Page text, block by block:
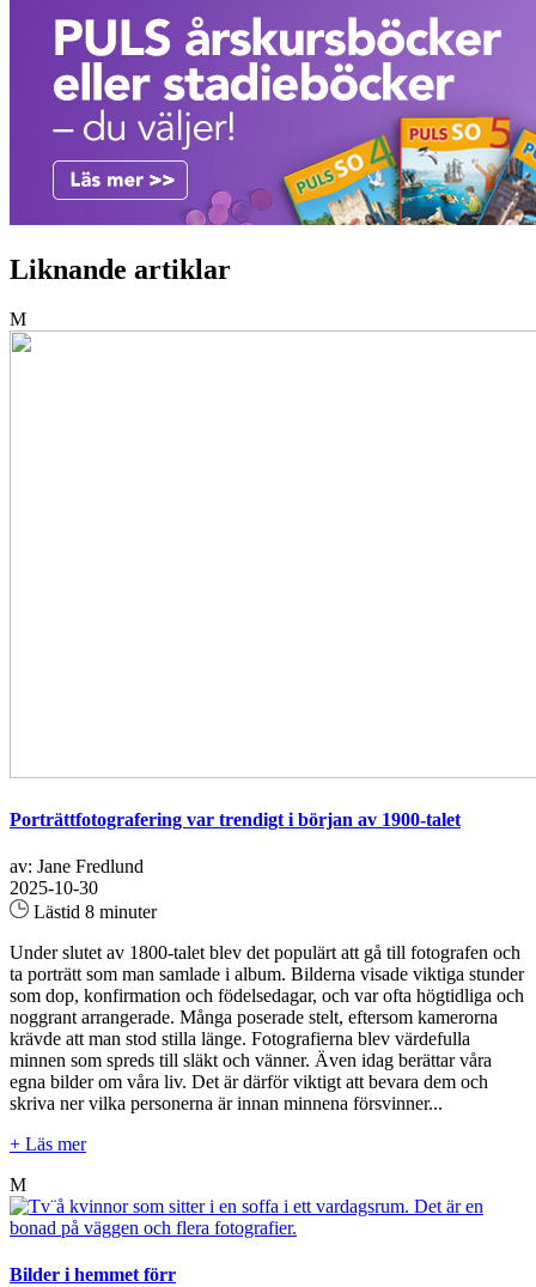
Liknande artiklar
M
Porträttfotografering var trendigt i början av 1900-talet
av: Jane Fredlund
2025-10-30
Lästid 8 minuter
Under slutet av 1800-talet blev det populärt att gå till fotografen och
ta porträtt som man samlade i album. Bilderna visade viktiga stunder
som dop, konfirmation och födelsedagar, och var ofta högtidliga och
noggrant arrangerade. Många poserade stelt, eftersom kamerorna
krävde att man stod stilla länge. Fotografierna blev värdefulla
minnen som spreds till släkt och vänner. Även idag berättar våra
egna bilder om våra liv. Det är därför viktigt att bevara dem och
skriva ner vilka personerna är innan minnena försvinner...
+ Läs mer
M
Bilder i hemmet förr